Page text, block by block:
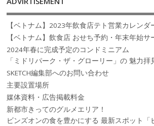
【ベトナム】2023年飲食店テト営業カレンダ
【ベトナム】飲食店 おせち予約・年末年始サ
2024年春に完成予定のコンドミニアム
「ミドリパーク・ザ・グローリー」の 魅力拝
SKETCH編集部へのお問い合わせ
主要設置場所
媒体資料・広告掲載料金
新都市きってのグルメエリア！
ビンズオンの食を豊かにする 最新スポット「